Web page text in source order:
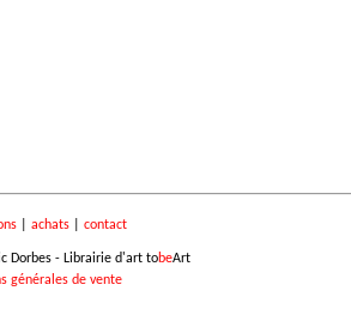
| achats| contact
Dorbes - Librairie d'art tobeArt
générales de vente